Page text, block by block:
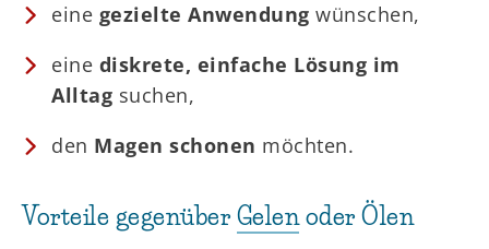
eine gezielte Anwendung wünschen,
eine diskrete, einfache Lösung im
Alltag suchen,
den Magen schonen möchten.
Vorteile gegenüber Gelenoder Ölen